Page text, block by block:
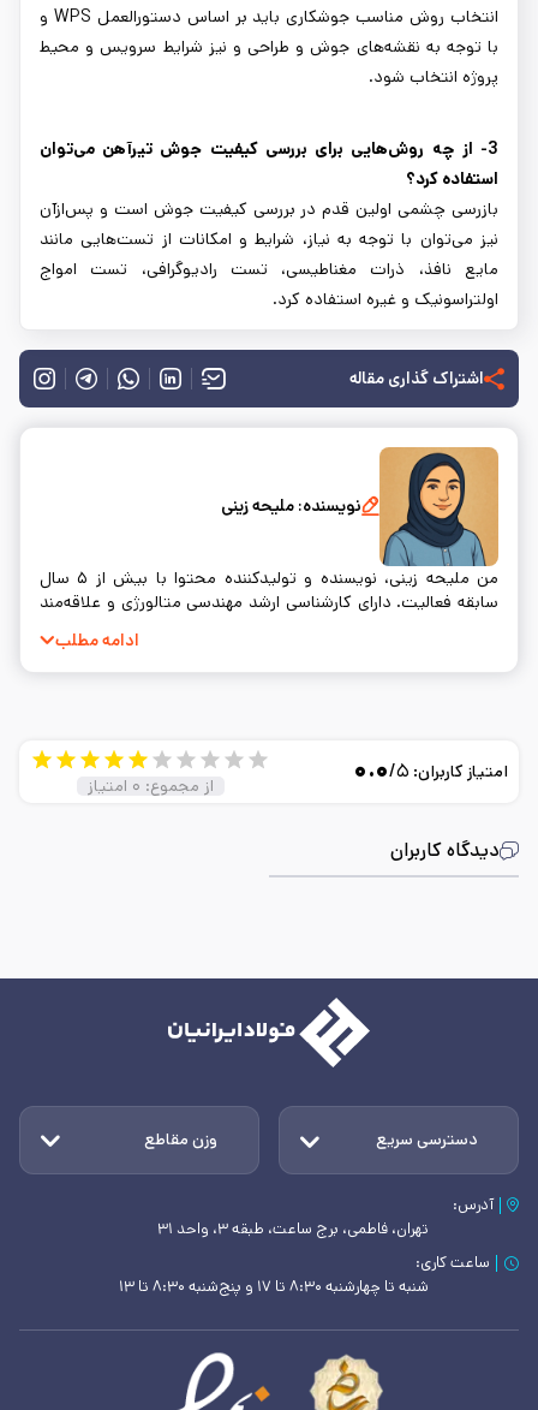
انتخاب روش مناسب جوشکاری باید بر اساس دستورالعمل WPS و
با توجه به نقشه‌های جوش و طراحی و نیز شرایط سرویس و محیط
پروژه انتخاب شود.
3- از چه روش‌هایی برای بررسی کیفیت جوش تیرآهن می‌توان
استفاده کرد؟
بازرسی چشمی اولین قدم در بررسی کیفیت جوش است و پس‌ازآن
نیز می‌توان با توجه به نیاز، شرایط و امکانات از تست‌هایی مانند
مایع نافذ، ذرات مغناطیسی، تست رادیوگرافی، تست امواج
اولتراسونیک و غیره استفاده کرد.
اشتراک گذاری مقاله
نویسنده: ملیحه زینی
من ملیحه زینی، نویسنده و تولیدکننده محتوا با بیش از ۵ سال
سابقه فعالیت. دارای کارشناسی ارشد مهندسی متالورژی و علاقه‌مند
ادامه مطلب
دیدگاه کاربران
امتیاز کاربران: ۰.۰/۵
از مجموع: ۰ امتیاز
دسترسی سریع وزن مقاطع
آدرس:
تهران، فاطمی، برج ساعت، طبقه ۳، واحد ۳۱
ساعت کاری:
شنبه تا چهارشنبه ۸:۳۰ تا ۱۷ و پنج‌شنبه ۸:۳۰ تا ۱۳